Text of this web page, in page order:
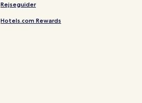
Rejseguider
Hotels.com Rewards